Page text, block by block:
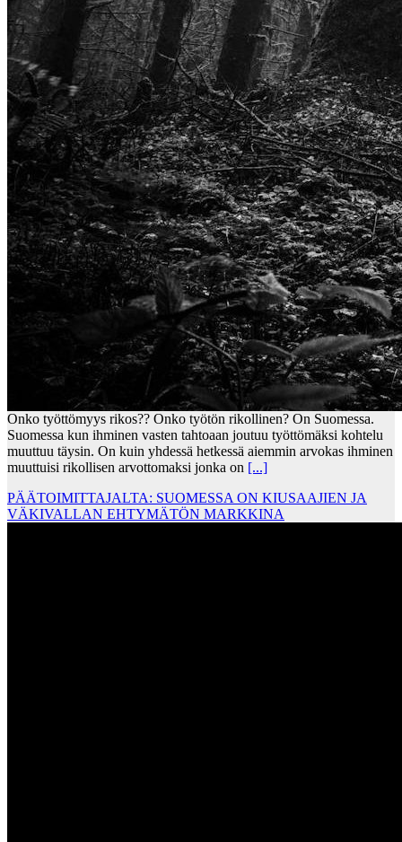
Onko työttömyys rikos?? Onko työtön rikollinen? On Suomessa.
Suomessa kun ihminen vasten tahtoaan joutuu työttömäksi kohtelu
muuttuu täysin. On kuin yhdessä hetkessä aiemmin arvokas ihminen
muuttuisi rikollisen arvottomaksi jonka on [...]
PÄÄTOIMITTAJALTA: SUOMESSA ON KIUSAAJIEN JA
VÄKIVALLAN EHTYMÄTÖN MARKKINA